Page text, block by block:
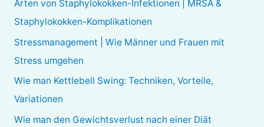
Arten von Staphylokokken-Infektionen | MRSA &
Staphylokokken-Komplikationen
Stressmanagement | Wie Männer und Frauen mit
Stress umgehen
Wie man Kettlebell Swing: Techniken, Vorteile,
Variationen
Wie man den Gewichtsverlust nach einer Diät